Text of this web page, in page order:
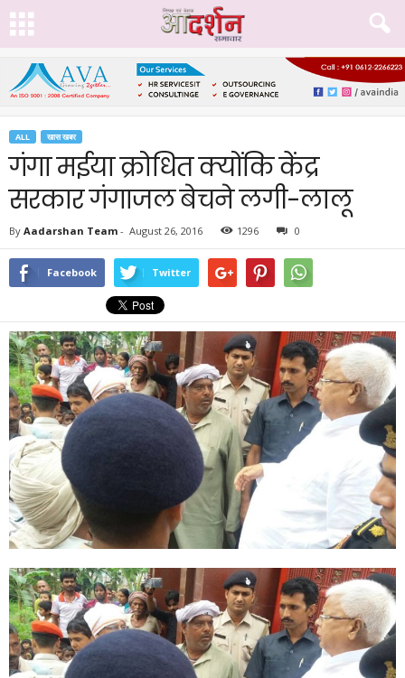
ALL खास खबर
गंगा मईया क्रोधित क्योंकि केंद्र
सरकार गंगाजल बेचने लगी-लालू
By Aadarshan Team - August 26, 2016 1296 0
Facebook Twitter